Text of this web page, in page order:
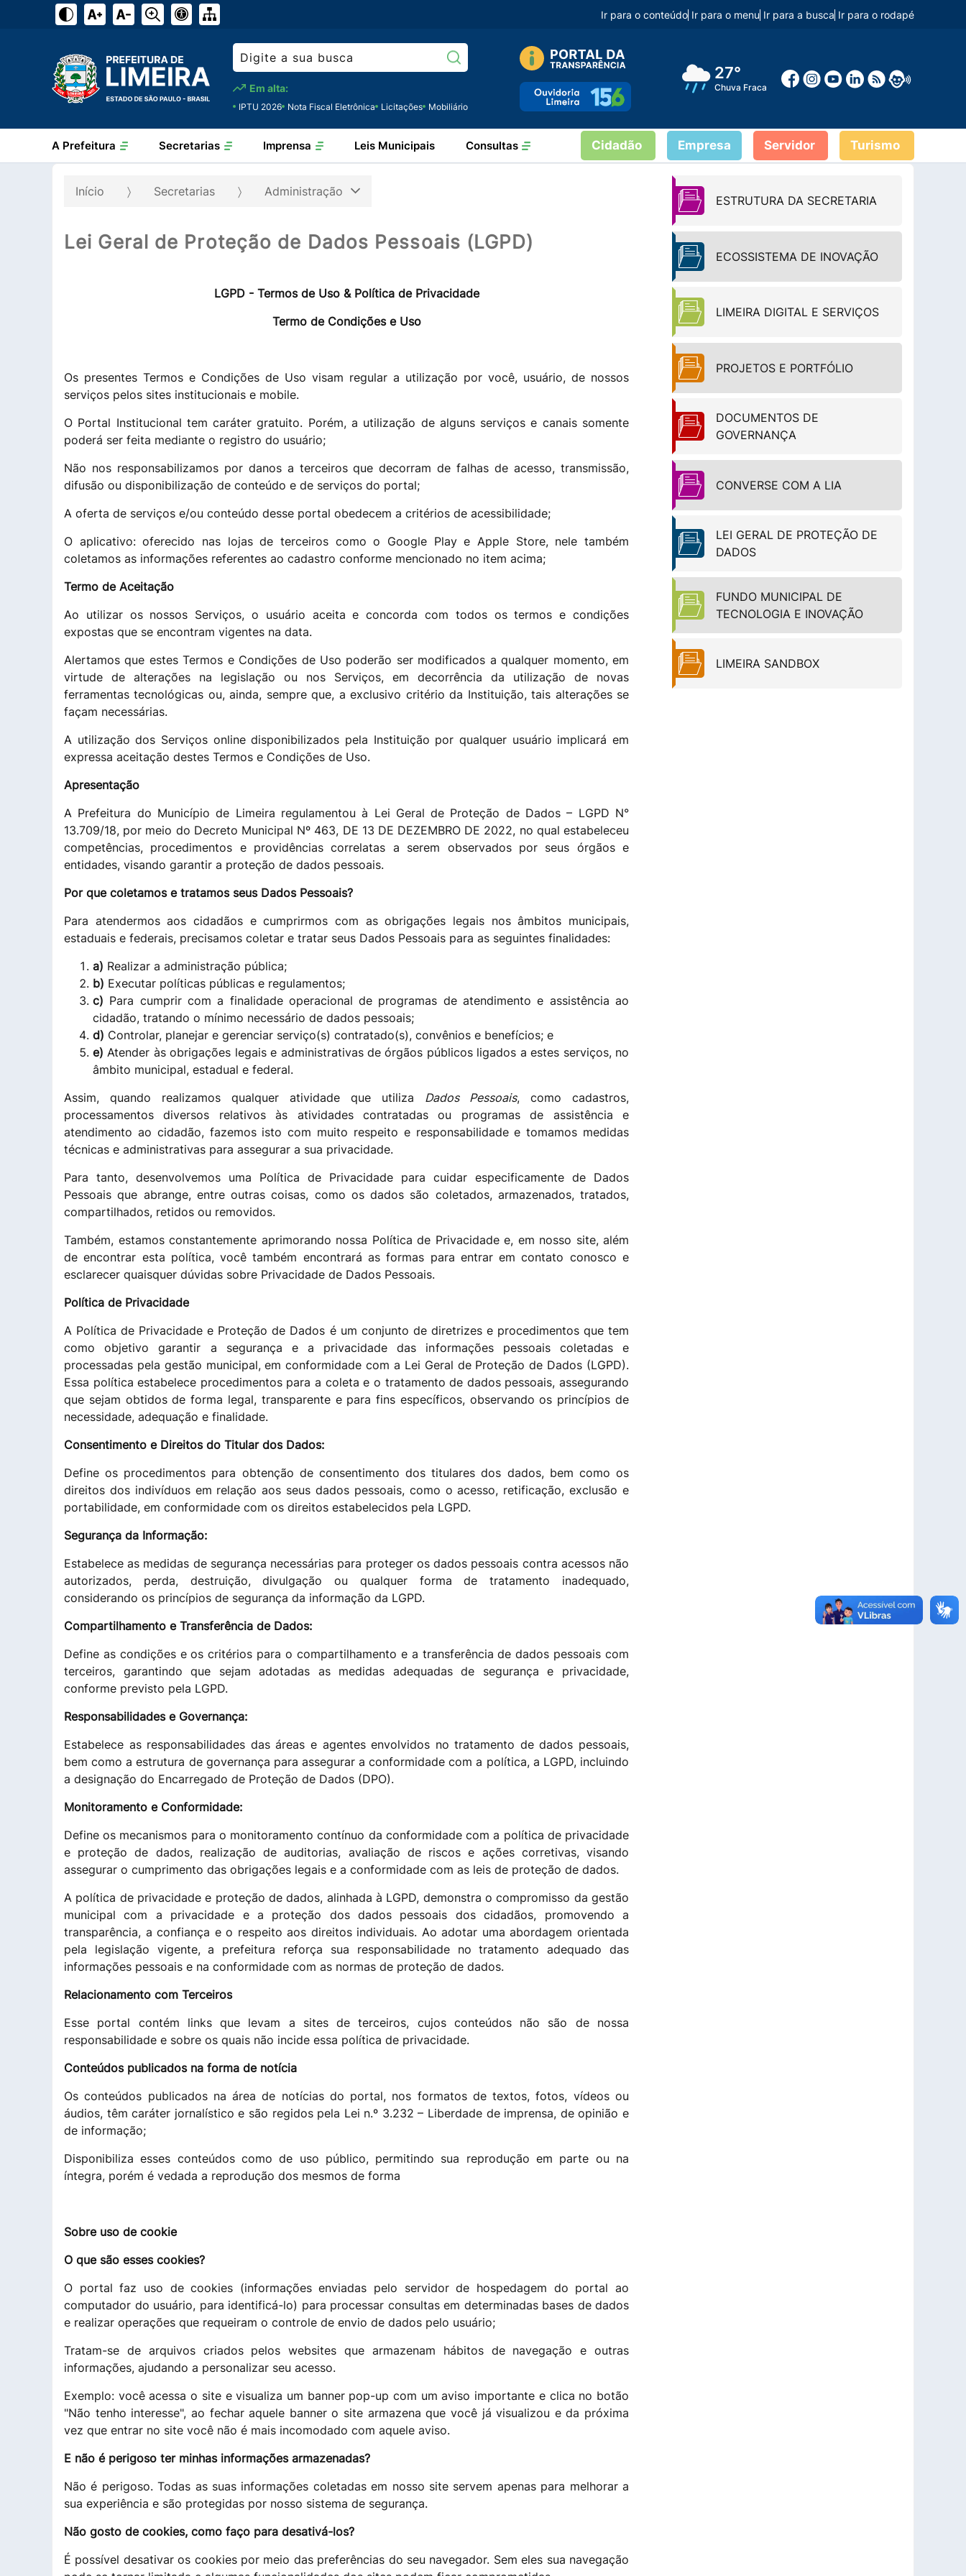
Ir para o conteúdo Ir para o menu Ir para a busca Ir para o rodapé
Pesquisar:
Em alta:
IPTU 2026 Nota Fiscal Eletrônica Licitações Mobiliário
27°
Chuva Fraca
Leis Municipais
A Prefeitura Secretarias Imprensa Consultas Cidadão Empresa Servidor Turismo
Início Secretarias Administração
Lei Geral de Proteção de Dados Pessoais (LGPD)
LGPD - Termos de Uso & Política de Privacidade
Termo de Condições e Uso
Os presentes Termos e Condições de Uso visam regular a utilização por você, usuário, de nossos
serviços pelos sites institucionais e mobile.
O Portal Institucional tem caráter gratuito. Porém, a utilização de alguns serviços e canais somente
poderá ser feita mediante o registro do usuário;
Não nos responsabilizamos por danos a terceiros que decorram de falhas de acesso, transmissão,
difusão ou disponibilização de conteúdo e de serviços do portal;
A oferta de serviços e/ou conteúdo desse portal obedecem a critérios de acessibilidade;
O aplicativo: oferecido nas lojas de terceiros como o Google Play e Apple Store, nele também
coletamos as informações referentes ao cadastro conforme mencionado no item acima;
Termo de Aceitação
Ao utilizar os nossos Serviços, o usuário aceita e concorda com todos os termos e condições
expostas que se encontram vigentes na data.
Alertamos que estes Termos e Condições de Uso poderão ser modificados a qualquer momento, em
virtude de alterações na legislação ou nos Serviços, em decorrência da utilização de novas
ferramentas tecnológicas ou, ainda, sempre que, a exclusivo critério da Instituição, tais alterações se
façam necessárias.
A utilização dos Serviços online disponibilizados pela Instituição por qualquer usuário implicará em
expressa aceitação destes Termos e Condições de Uso.
Apresentação
A Prefeitura do Município de Limeira regulamentou à Lei Geral de Proteção de Dados – LGPD N°
13.709/18, por meio do Decreto Municipal Nº 463, DE 13 DE DEZEMBRO DE 2022, no qual estabeleceu
competências, procedimentos e providências correlatas a serem observados por seus órgãos e
entidades, visando garantir a proteção de dados pessoais.
Por que coletamos e tratamos seus Dados Pessoais?
Para atendermos aos cidadãos e cumprirmos com as obrigações legais nos âmbitos municipais,
estaduais e federais, precisamos coletar e tratar seus Dados Pessoais para as seguintes finalidades:
a) Realizar a administração pública;
b) Executar políticas públicas e regulamentos;
c) Para cumprir com a finalidade operacional de programas de atendimento e assistência ao
cidadão, tratando o mínimo necessário de dados pessoais;
d) Controlar, planejar e gerenciar serviço(s) contratado(s), convênios e benefícios; e
e) Atender às obrigações legais e administrativas de órgãos públicos ligados a estes serviços, no
âmbito municipal, estadual e federal.
Assim, quando realizamos qualquer atividade que utiliza Dados Pessoais, como cadastros,
processamentos diversos relativos às atividades contratadas ou programas de assistência e
atendimento ao cidadão, fazemos isto com muito respeito e responsabilidade e tomamos medidas
técnicas e administrativas para assegurar a sua privacidade.
Para tanto, desenvolvemos uma Política de Privacidade para cuidar especificamente de Dados
Pessoais que abrange, entre outras coisas, como os dados são coletados, armazenados, tratados,
compartilhados, retidos ou removidos.
Também, estamos constantemente aprimorando nossa Política de Privacidade e, em nosso site, além
de encontrar esta política, você também encontrará as formas para entrar em contato conosco e
esclarecer quaisquer dúvidas sobre Privacidade de Dados Pessoais.
Política de Privacidade
A Política de Privacidade e Proteção de Dados é um conjunto de diretrizes e procedimentos que tem
como objetivo garantir a segurança e a privacidade das informações pessoais coletadas e
processadas pela gestão municipal, em conformidade com a Lei Geral de Proteção de Dados (LGPD).
Essa política estabelece procedimentos para a coleta e o tratamento de dados pessoais, assegurando
que sejam obtidos de forma legal, transparente e para fins específicos, observando os princípios de
necessidade, adequação e finalidade.
Consentimento e Direitos do Titular dos Dados:
Define os procedimentos para obtenção de consentimento dos titulares dos dados, bem como os
direitos dos indivíduos em relação aos seus dados pessoais, como o acesso, retificação, exclusão e
portabilidade, em conformidade com os direitos estabelecidos pela LGPD.
Segurança da Informação:
Estabelece as medidas de segurança necessárias para proteger os dados pessoais contra acessos não
autorizados, perda, destruição, divulgação ou qualquer forma de tratamento inadequado,
considerando os princípios de segurança da informação da LGPD.
Compartilhamento e Transferência de Dados:
Define as condições e os critérios para o compartilhamento e a transferência de dados pessoais com
terceiros, garantindo que sejam adotadas as medidas adequadas de segurança e privacidade,
conforme previsto pela LGPD.
Responsabilidades e Governança:
Estabelece as responsabilidades das áreas e agentes envolvidos no tratamento de dados pessoais,
bem como a estrutura de governança para assegurar a conformidade com a política, a LGPD, incluindo
a designação do Encarregado de Proteção de Dados (DPO).
Monitoramento e Conformidade:
Define os mecanismos para o monitoramento contínuo da conformidade com a política de privacidade
e proteção de dados, realização de auditorias, avaliação de riscos e ações corretivas, visando
assegurar o cumprimento das obrigações legais e a conformidade com as leis de proteção de dados.
A política de privacidade e proteção de dados, alinhada à LGPD, demonstra o compromisso da gestão
municipal com a privacidade e a proteção dos dados pessoais dos cidadãos, promovendo a
transparência, a confiança e o respeito aos direitos individuais. Ao adotar uma abordagem orientada
pela legislação vigente, a prefeitura reforça sua responsabilidade no tratamento adequado das
informações pessoais e na conformidade com as normas de proteção de dados.
Relacionamento com Terceiros
Esse portal contém links que levam a sites de terceiros, cujos conteúdos não são de nossa
responsabilidade e sobre os quais não incide essa política de privacidade.
Conteúdos publicados na forma de notícia
Os conteúdos publicados na área de notícias do portal, nos formatos de textos, fotos, vídeos ou
áudios, têm caráter jornalístico e são regidos pela Lei n.º 3.232 – Liberdade de imprensa, de opinião e
de informação;
Disponibiliza esses conteúdos como de uso público, permitindo sua reprodução em parte ou na
íntegra, porém é vedada a reprodução dos mesmos de forma
Sobre uso de cookie
O que são esses cookies?
O portal faz uso de cookies (informações enviadas pelo servidor de hospedagem do portal ao
computador do usuário, para identificá-lo) para processar consultas em determinadas bases de dados
e realizar operações que requeiram o controle de envio de dados pelo usuário;
Tratam-se de arquivos criados pelos websites que armazenam hábitos de navegação e outras
informações, ajudando a personalizar seu acesso.
Exemplo: você acessa o site e visualiza um banner pop-up com um aviso importante e clica no botão
"Não tenho interesse", ao fechar aquele banner o site armazena que você já visualizou e da próxima
vez que entrar no site você não é mais incomodado com aquele aviso.
E não é perigoso ter minhas informações armazenadas?
Não é perigoso. Todas as suas informações coletadas em nosso site servem apenas para melhorar a
sua experiência e são protegidas por nosso sistema de segurança.
Não gosto de cookies, como faço para desativá-los?
É possível desativar os cookies por meio das preferências do seu navegador. Sem eles sua navegação
ESTRUTURA DA SECRETARIA
ECOSSISTEMA DE INOVAÇÃO
LIMEIRA DIGITAL E SERVIÇOS
PROJETOS E PORTFÓLIO
DOCUMENTOS DE
GOVERNANÇA
CONVERSE COM A LIA
LEI GERAL DE PROTEÇÃO DE
DADOS
FUNDO MUNICIPAL DE
TECNOLOGIA E INOVAÇÃO
LIMEIRA SANDBOX